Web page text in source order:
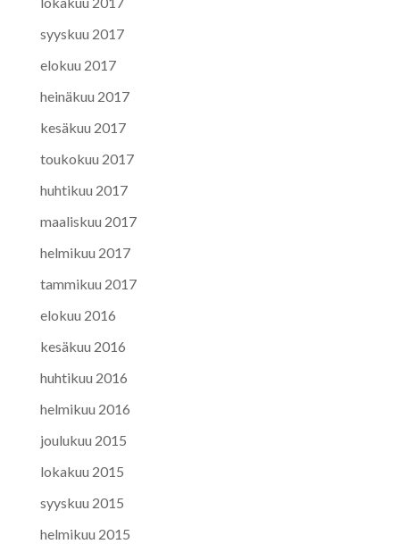
syyskuu 2017
elokuu 2017
heinäkuu 2017
kesäkuu 2017
toukokuu 2017
huhtikuu 2017
maaliskuu 2017
helmikuu 2017
tammikuu 2017
elokuu 2016
kesäkuu 2016
huhtikuu 2016
helmikuu 2016
joulukuu 2015
lokakuu 2015
syyskuu 2015
helmikuu 2015